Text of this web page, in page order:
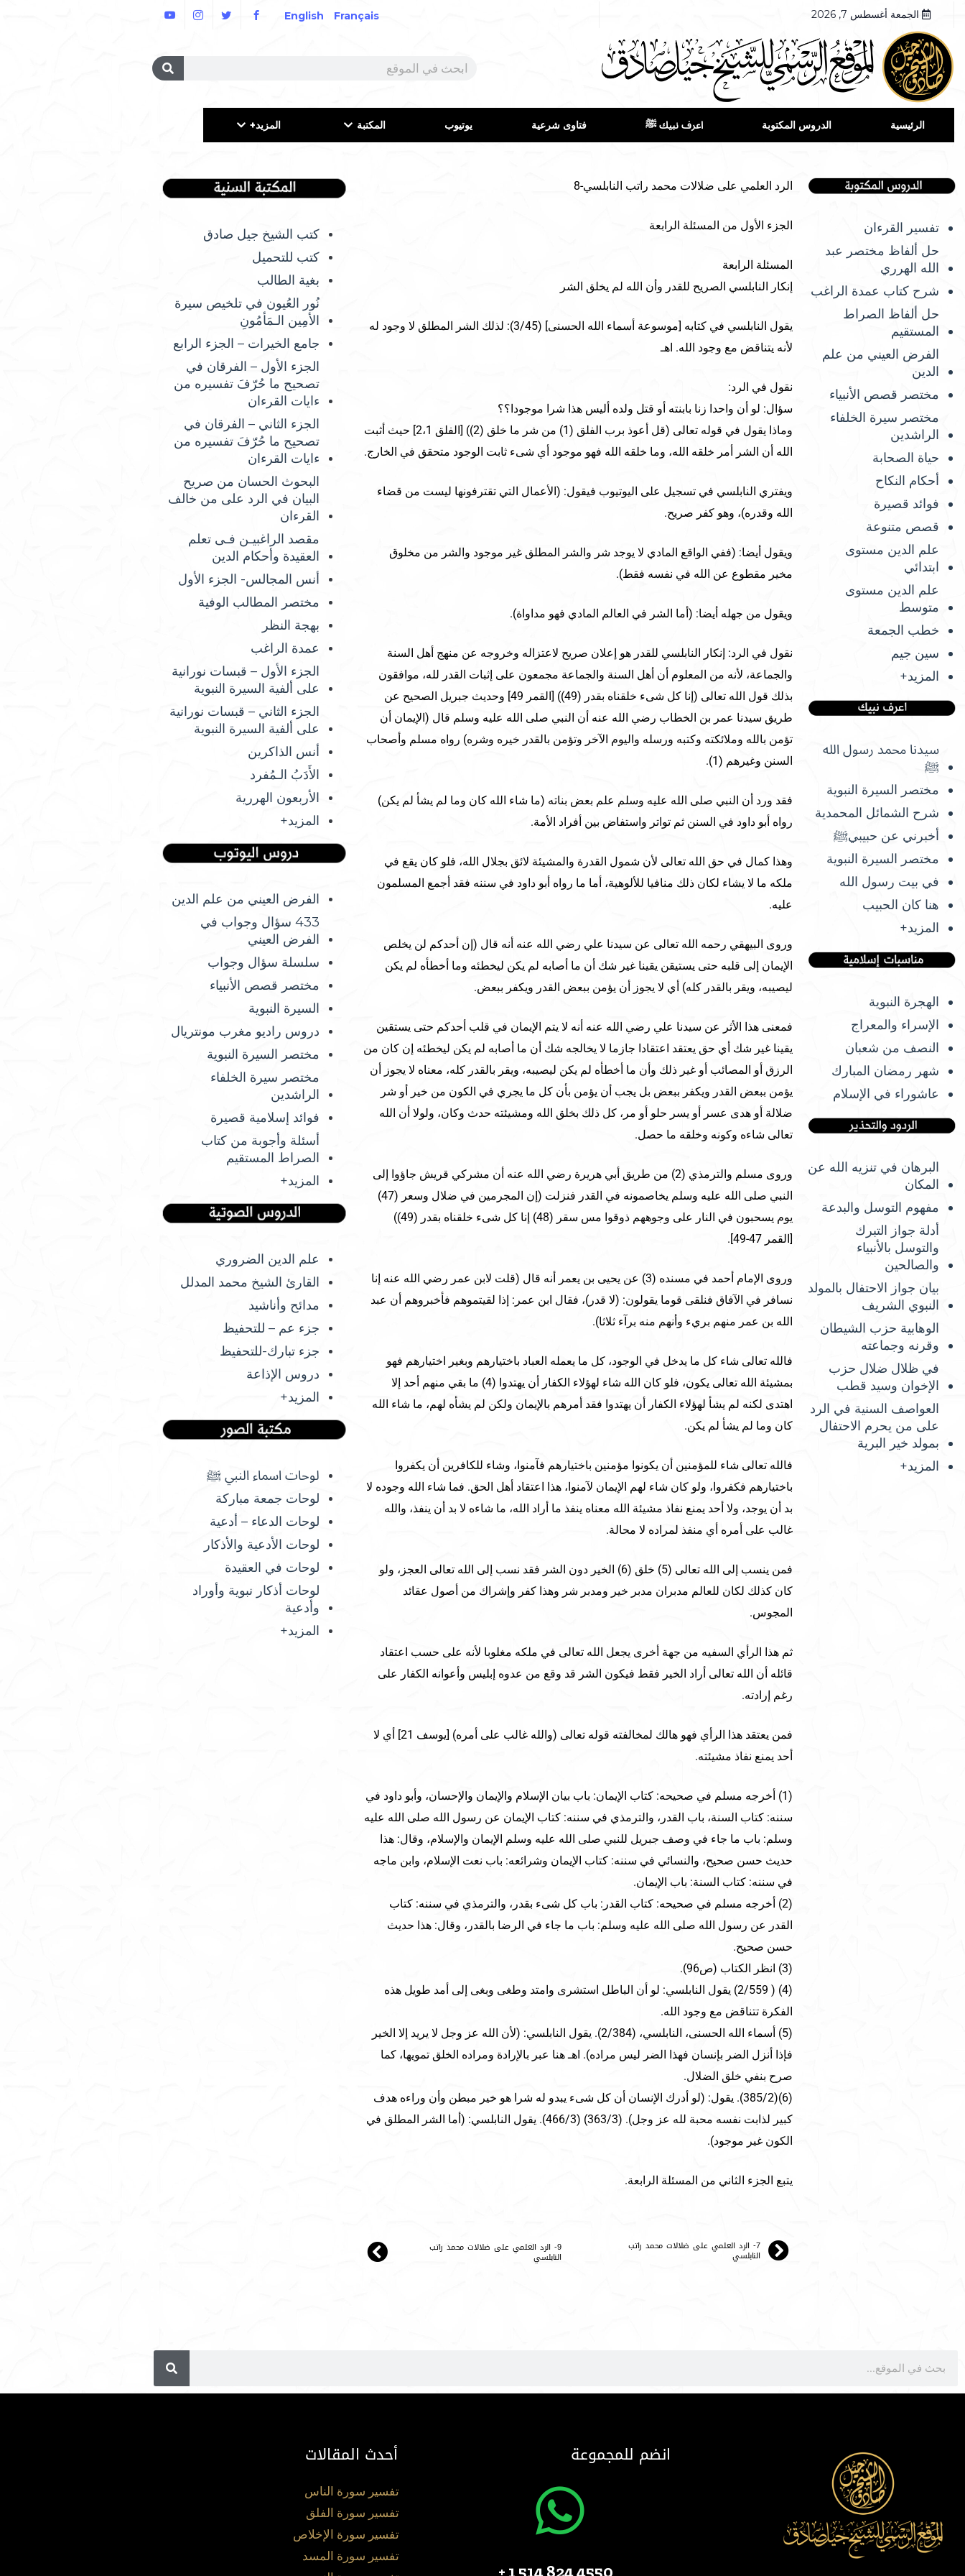
الجمعة أغسطس 7, 2026 Français
English
الرئيسية الدروس المكتوبة اعرف نبيك ﷺ فتاوى شرعية يوتيوب المكتبة المزيد+
تفسير القرءان
حل ألفاظ مختصر عبد
الله الهرري
شرح كتاب عمدة الراغب
حل ألفاظ الصراط
المستقيم
الفرض العيني من علم
الدين
مختصر قصص الأنبياء
مختصر سيرة الخلفاء
الراشدين
حياة الصحابة
أحكام النكاح
فوائد قصيرة
قصص متنوعة
علم الدين مستوى
ابتدائي
علم الدين مستوى
متوسط
خطب الجمعة
سين جيم
المزيد+
سيدنا محمد رسول الله
ﷺ
مختصر السيرة النبوية
شرح الشمائل المحمدية
أخبرني عن حبيبيﷺ
مختصر السيرة النبوية
في بيت رسول الله
هنا كان الحبيب
المزيد+
الهجرة النبوية
الإسراء والمعراج
النصف من شعبان
شهر رمضان المبارك
عاشوراء في الإسلام
البرهان في تنزيه الله عن
المكان
مفهوم التوسل والبدعة
أدلة جواز التبرك
والتوسل بالأنبياء
والصالحين
بيان جواز الاحتفال بالمولد
النبوي الشريف
الوهابية حزب الشيطان
وقرنه وجماعته
في ظلال ضلال حزب
الإخوان وسيد قطب
العواصف السنية في الرد
على من يحرم الاحتفال
بمولد خير البرية
المزيد+
الرد العلمي على ضلالات محمد راتب النابلسي-8
الجزء الأول من المسئلة الرابعة
المسئلة الرابعة
إنكار النابلسي الصريح للقدر وأن الله لم يخلق الشر
يقول النابلسي في كتابه [موسوعة أسماء الله الحسنى] (3/45): لذلك الشر المطلق لا وجود له
لأنه يتناقض مع وجود الله. اهـ
نقول في الرد:
سؤال: لو أن واحدا زنا بابنته أو قتل ولده أليس هذا شرا موجودا؟؟
وماذا يقول في قوله تعالى (قل أعوذ برب الفلق (1) من شر ما خلق (2)) [الفلق 2،1] حيث أثبت
الله أن الشر أمر خلقه الله، وما خلقه الله فهو موجود أي شىء ثابت الوجود متحقق في الخارج.
ويفتري النابلسي في تسجيل على اليوتيوب فيقول: (الأعمال التي تقترفونها ليست من قضاء
الله وقدره)، وهو كفر صريح.
ويقول أيضا: (ففي الواقع المادي لا يوجد شر والشر المطلق غير موجود والشر من مخلوق
مخير مقطوع عن الله في نفسه فقط).
ويقول من جهله أيضا: (أما الشر في العالم المادي فهو مداواة).
نقول في الرد: إنكار النابلسي للقدر هو إعلان صريح لاعتزاله وخروجه عن منهج أهل السنة
والجماعة، لأنه من المعلوم أن أهل السنة والجماعة مجمعون على إثبات القدر لله، موافقون
بذلك قول الله تعالى (إنا كل شىء خلقناه بقدر (49)) [القمر 49] وحديث جبريل الصحيح عن
طريق سيدنا عمر بن الخطاب رضي الله عنه أن النبي صلى الله عليه وسلم قال (الإيمان أن
تؤمن بالله وملائكته وكتبه ورسله واليوم الآخر وتؤمن بالقدر خيره وشره) رواه مسلم وأصحاب
السنن وغيرهم (1).
فقد ورد أن النبي صلى الله عليه وسلم علم بعض بناته (ما شاء الله كان وما لم يشأ لم يكن)
رواه أبو داود في السنن ثم تواتر واستفاض بين أفراد الأمة.
وهذا كمال في حق الله تعالى لأن شمول القدرة والمشيئة لائق بجلال الله، فلو كان يقع في
ملكه ما لا يشاء لكان ذلك منافيا للألوهية، أما ما رواه أبو داود في سننه فقد أجمع المسلمون
عليه.
وروى البيهقي رحمه الله تعالى عن سيدنا علي رضي الله عنه أنه قال (إن أحدكم لن يخلص
الإيمان إلى قلبه حتى يستيقن يقينا غير شك أن ما أصابه لم يكن ليخطئه وما أخطأه لم يكن
ليصيبه، ويقر بالقدر كله) أي لا يجوز أن يؤمن ببعض القدر ويكفر ببعض.
فمعنى هذا الأثر عن سيدنا علي رضي الله عنه أنه لا يتم الإيمان في قلب أحدكم حتى يستقين
يقينا غير شك أي حق يعتقد اعتقادا جازما لا يخالجه شك أن ما أصابه لم يكن ليخطئه إن كان من
الرزق أو المصائب أو غير ذلك وأن ما أخطأه لم يكن ليصيبه، ويقر بالقدر كله، معناه لا يجوز أن
يؤمن ببعض القدر ويكفر ببعض بل يجب أن يؤمن بأن كل ما يجري في الكون من خير أو شر
ضلالة أو هدى عسر أو يسر حلو أو مر، كل ذلك بخلق الله ومشيئته حدث وكان، ولولا أن الله
تعالى شاءه وكونه وخلقه ما حصل.
وروى مسلم والترمذي (2) من طريق أبي هريرة رضي الله عنه أن مشركي قريش جاؤوا إلى
النبي صلى الله عليه وسلم يخاصمونه في القدر فنزلت (إن المجرمين في ضلال وسعر (47)
يوم يسحبون في النار على وجوههم ذوقوا مس سقر (48) إنا كل شىء خلقناه بقدر (49))
[القمر 47-49].
وروى الإمام أحمد في مسنده (3) عن يحيى بن يعمر أنه قال (قلت لابن عمر رضي الله عنه إنا
نسافر في الآفاق فنلقى قوما يقولون: (لا قدر)، فقال ابن عمر: إذا لقيتموهم فأخبروهم أن عبد
الله بن عمر منهم بريء وأنهم منه برآء ثلاثا).
فالله تعالى شاء كل ما يدخل في الوجود، كل ما يعمله العباد باختيارهم وبغير اختيارهم فهو
بمشيئة الله تعالى يكون، فلو كان الله شاء لهؤلاء الكفار أن يهتدوا (4) ما بقي منهم أحد إلا
اهتدى لكنه لم يشأ لهؤلاء الكفار أن يهتدوا فقد أمرهم بالإيمان ولكن لم يشأه لهم، ما شاء الله
كان وما لم يشأ لم يكن.
فالله تعالى شاء للمؤمنين أن يكونوا مؤمنين باختيارهم فآمنوا، وشاء للكافرين أن يكفروا
باختيارهم فكفروا، ولو كان شاء لهم الإيمان لآمنوا، هذا اعتقاد أهل الحق. فما شاء الله وجوده لا
بد أن يوجد، ولا أحد يمنع نفاذ مشيئة الله معناه ينفذ ما أراد الله، ما شاءه لا بد أن ينفذ، والله
غالب على أمره أي منفذ لمراده لا محالة.
فمن ينسب إلى الله تعالى (5) خلق (6) الخير دون الشر فقد نسب إلى الله تعالى العجز، ولو
كان كذلك لكان للعالم مدبران مدبر خير ومدبر شر وهذا كفر وإشراك من أصول عقائد
المجوس.
ثم هذا الرأي السفيه من جهة أخرى يجعل الله تعالى في ملكه مغلوبا لأنه على حسب اعتقاد
قائله أن الله تعالى أراد الخير فقط فيكون الشر قد وقع من عدوه إبليس وأعوانه الكفار على
رغم إرادته.
فمن يعتقد هذا الرأي فهو هالك لمخالفته قوله تعالى (والله غالب على أمره) [يوسف 21] أي لا
أحد يمنع نفاذ مشيئته.
(1) أخرجه مسلم في صحيحه: كتاب الإيمان: باب بيان الإسلام والإيمان والإحسان، وأبو داود في
سننه: كتاب السنة، باب القدر، والترمذي في سننه: كتاب الإيمان عن رسول الله صلى الله عليه
وسلم: باب ما جاء في وصف جبريل للنبي صلى الله عليه وسلم الإيمان والإسلام، وقال: هذا
حديث حسن صحيح، والنسائي في سننه: كتاب الإيمان وشرائعه: باب نعت الإسلام، وابن ماجه
في سننه: كتاب السنة: باب الإيمان.
(2) أخرجه مسلم في صحيحه: كتاب القدر: باب كل شىء بقدر، والترمذي في سننه: كتاب
القدر عن رسول الله صلى الله عليه وسلم: باب ما جاء في الرضا بالقدر، وقال: هذا حديث
حسن صحيح.
(3) انظر الكتاب (ص96).
(4) ( 2/559) يقول النابلسي: لو أن الباطل استشرى وامتد وطغى وبغى إلى أمد طويل هذه
الفكرة تتناقض مع وجود الله.
(5) أسماء الله الحسنى، النابلسي، (2/384). يقول النابلسي: (لأن الله عز وجل لا يريد إلا الخير
فإذا أنزل الضر بإنسان فهذا الضر ليس مراده). اهـ هنا عبر بالإرادة ومراده الخلق تمويها، كما
صرح بنفي خلق الضلال.
(6)(385/2). يقول: (لو أدرك الإنسان أن كل شىء يبدو له شرا هو خير مبطن وأن وراءه هدف
كبير لذابت نفسه محبة لله عز وجل). (363/3) (466/3). يقول النابلسي: (أما الشر المطلق في
الكون غير موجود).
يتبع الجزء الثاني من المسئلة الرابعة.
7- الرد العلمي على ضلالات محمد راتب
النابلسي
9- الرد العلمي على ضلالات محمد راتب
النابلسي
كتب الشيخ جيل صادق
كتب للتحميل
بغية الطالب
نُور العُيون في تلخيص سيرة
الأمِين الـمَأمُونِ
جامع الخيرات – الجزء الرابع
الجزء الأول – الفرقان في
تصحيح ما حُرّفَ تفسيره من
ءايات القرءان
الجزء الثاني – الفرقان في
تصحيح ما حُرّفَ تفسيره من
ءايات القرءان
البحوث الحسان من صريح
البيان في الرد على من خالف
القرءان
مقصد الراغبيـن فـى تعلم
العقيدة وأحكام الدين
أنس المجالس- الجزء الأول
مختصر المطالب الوفية
بهجة النظر
عمدة الراغب
الجزء الأول – قبسات نورانية
على ألفية السيرة النبوية
الجزء الثاني – قبسات نورانية
على ألفية السيرة النبوية
أنس الذاكرين
الأَدَبُ الـمُفرد
الأربعون الهررية
المزيد+
الفرض العيني من علم الدين
433 سؤال وجواب في
الفرض العيني
سلسلة سؤال وجواب
مختصر قصص الأنبياء
السيرة النبوية
دروس راديو مغرب مونتريال
مختصر السيرة النبوية
مختصر سيرة الخلفاء
الراشدين
فوائد إسلامية قصيرة
أسئلة وأجوبة من كتاب
الصراط المستقيم
المزيد+
علم الدين الضروري
القارئ الشيخ محمد المدلل
مدائح وأناشيد
جزء عم – للتحفيظ
جزء تبارك-للتحفيظ
دروس الإذاعة
المزيد+
لوحات اسماء النبي ﷺ
لوحات جمعة مباركة
لوحات الدعاء – أدعية
لوحات الأدعية والأذكار
لوحات في العقيدة
لوحات أذكار نبوية وأوراد
وأدعية
المزيد+
انضم للمجموعة
4550 824 514 1 +
أحدث المقالات
تفسير سورة الناس
تفسير سورة الفلق
تفسير سورة الإخلاص
تفسير سورة المسد